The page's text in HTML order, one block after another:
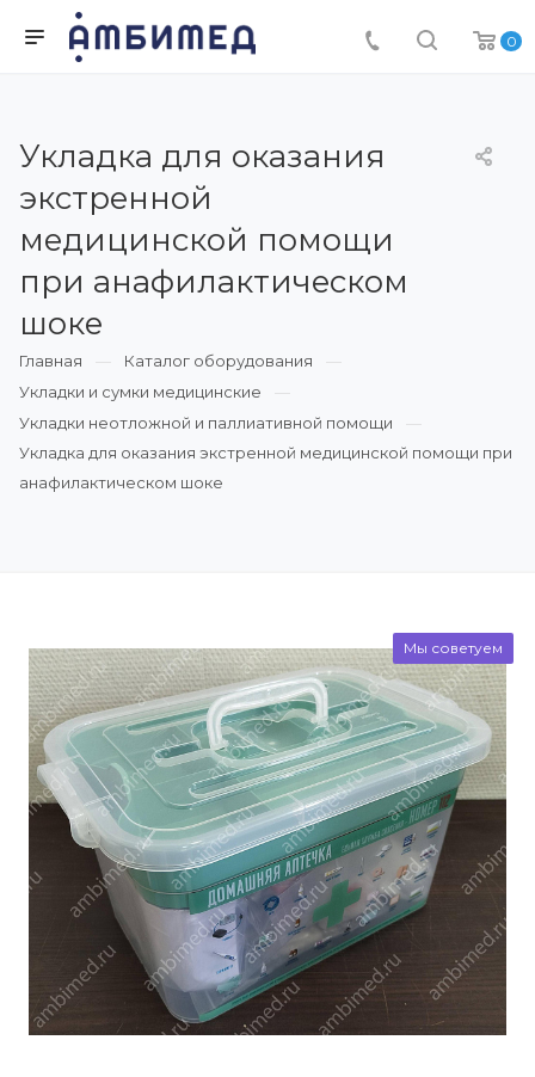
0
Укладка для оказания
экстренной
медицинской помощи
при анафилактическом
шоке
Главная
Каталог оборудования
Укладки и сумки медицинские
Укладки неотложной и паллиативной помощи
Укладка для оказания экстренной медицинской помощи при
анафилактическом шоке
Мы советуем